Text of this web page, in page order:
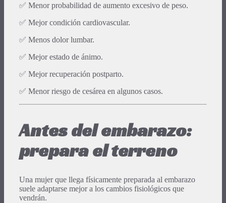
✅ Menor probabilidad de aumento excesivo de peso.
✅ Mejor condición cardiovascular.
✅ Menos dolor lumbar.
✅ Mejor estado de ánimo.
✅ Mejor recuperación postparto.
✅ Menor riesgo de cesárea en algunos casos.
Antes del embarazo:
prepara el terreno
Una mujer que llega físicamente preparada al embarazo
suele adaptarse mejor a los cambios fisiológicos que
vendrán.